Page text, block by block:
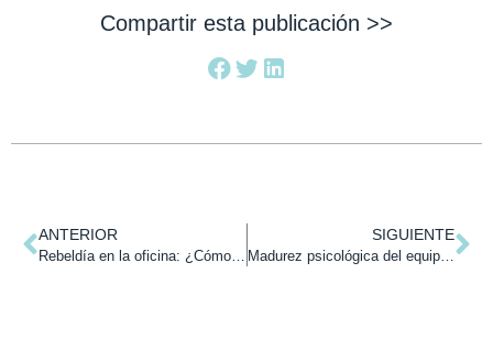
Compartir esta publicación >>
ANTERIOR
Rebeldía en la oficina: ¿Cómo convertir a los colaboradores conflictivos en aliados estratégicos? Parte 1
SIGUIENTE
Madurez psicológica del equipo: ¿Cómo liderar un grupo consciente y capacitado? Parte 1